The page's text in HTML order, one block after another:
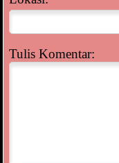
Tulis Komentar: